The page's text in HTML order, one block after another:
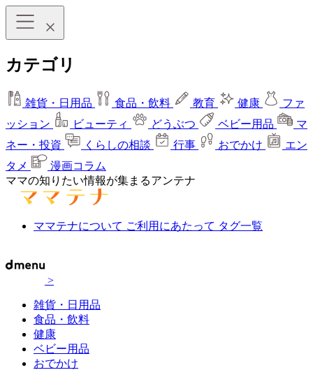
カテゴリ
雑貨・日用品 食品・飲料 教育 健康
ファ
ッション
ビューティ どうぶつ ベビー用品
マ
ネー・投資
くらしの相談 行事 おでかけ
エン
タメ
漫画コラム
ママの知りたい情報が集まるアンテナ
ママテナについて ご利用にあたって タグ一覧
>
雑貨・日用品
食品・飲料
健康
ベビー用品
おでかけ